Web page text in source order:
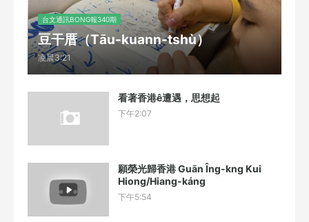
台文通訊BONG報340期
豆干厝（Tāu-kuann-tshù）
凌晨3:21
看著香港ê遭遇，思想起
下午2:07
願榮光歸香港 Guān Îng-kng Kui
Hiong/Hiang-káng
下午5:54